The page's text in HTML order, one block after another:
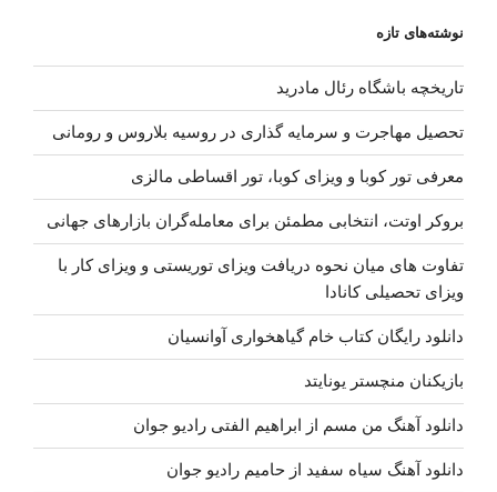
نوشته‌های تازه
تاریخچه باشگاه رئال مادرید
تحصیل مهاجرت و سرمایه گذاری در روسیه بلاروس و رومانی
معرفی تور کوبا و ویزای کوبا، تور اقساطی مالزی
بروکر اوتت، انتخابی مطمئن برای معامله‌گران بازارهای جهانی
تفاوت های میان نحوه دریافت ویزای توریستی و ویزای کار با
ویزای تحصیلی کانادا
دانلود رایگان کتاب خام گیاهخواری آوانسیان
بازیکنان منچستر یونایتد
دانلود آهنگ من مسم از ابراهیم الفتی رادیو جوان
دانلود آهنگ سیاه سفید از حامیم رادیو جوان